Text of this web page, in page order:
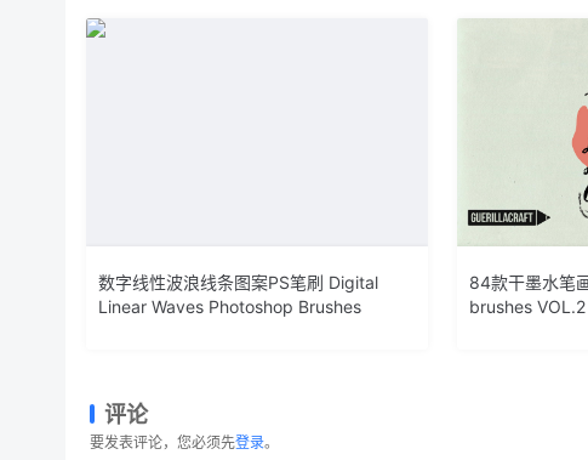
数字线性波浪线条图案PS笔刷 Digital
Linear Waves Photoshop Brushes
84款干墨水笔
brushes
评论
要发表评论，您必须先登录。